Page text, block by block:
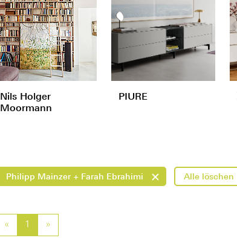
Nils Holger
Moormann
PIURE
Philipp Mainzer + Farah Ebrahimi Alle löschen
« Previous
1 »